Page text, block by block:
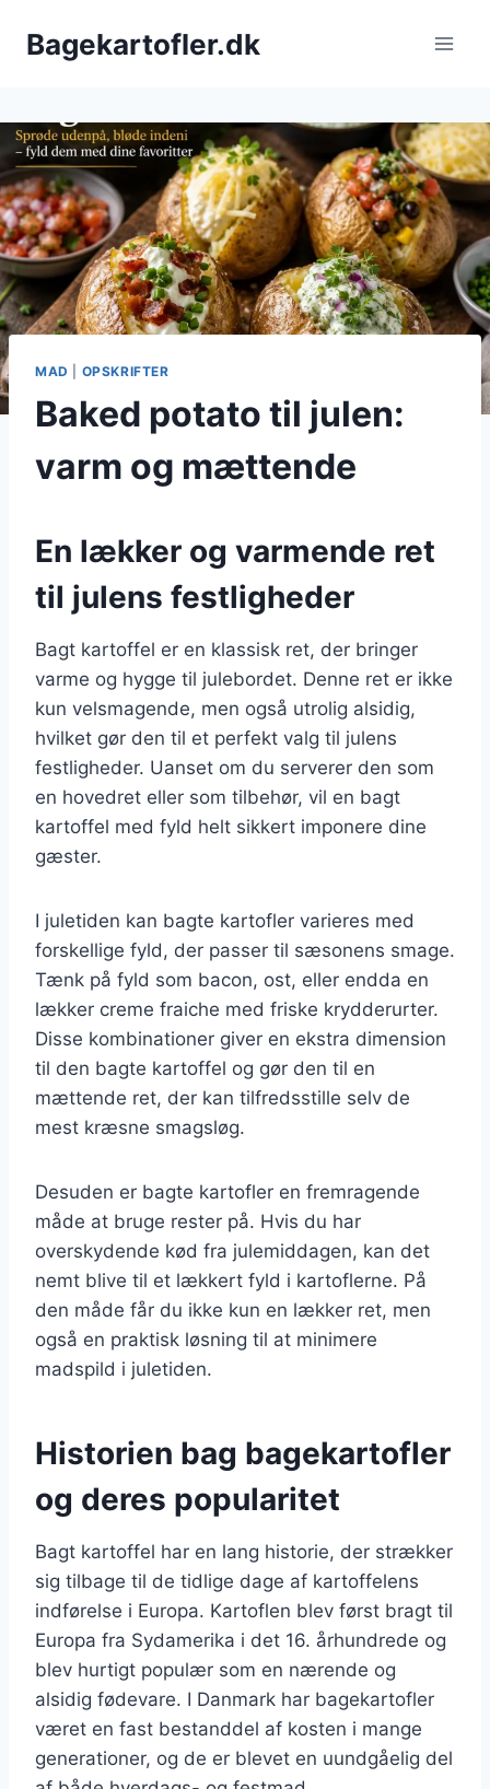
Bagekartofler.dk
MAD OPSKRIFTER
Baked potato til julen:
varm og mættende
En lækker og varmende ret
til julens festligheder
Bagt kartoffel er en klassisk ret, der bringer
varme og hygge til julebordet. Denne ret er ikke
kun velsmagende, men også utrolig alsidig,
hvilket gør den til et perfekt valg til julens
festligheder. Uanset om du serverer den som
en hovedret eller som tilbehør, vil en bagt
kartoffel med fyld helt sikkert imponere dine
gæster.
I juletiden kan bagte kartofler varieres med
forskellige fyld, der passer til sæsonens smage.
Tænk på fyld som bacon, ost, eller endda en
lækker creme fraiche med friske krydderurter.
Disse kombinationer giver en ekstra dimension
til den bagte kartoffel og gør den til en
mættende ret, der kan tilfredsstille selv de
mest kræsne smagsløg.
Desuden er bagte kartofler en fremragende
måde at bruge rester på. Hvis du har
overskydende kød fra julemiddagen, kan det
nemt blive til et lækkert fyld i kartoflerne. På
den måde får du ikke kun en lækker ret, men
også en praktisk løsning til at minimere
madspild i juletiden.
Historien bag bagekartofler
og deres popularitet
Bagt kartoffel har en lang historie, der strækker
sig tilbage til de tidlige dage af kartoffelens
indførelse i Europa. Kartoflen blev først bragt til
Europa fra Sydamerika i det 16. århundrede og
blev hurtigt populær som en nærende og
alsidig fødevare. I Danmark har bagekartofler
været en fast bestanddel af kosten i mange
generationer, og de er blevet en uundgåelig del